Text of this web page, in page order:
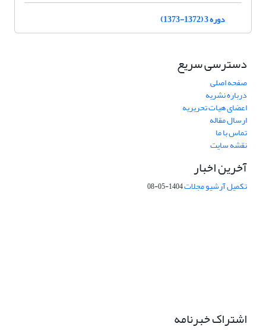
دوره 3 (1372-1373)
دسترسی سریع
صفحه اصلی
درباره نشریه
اعضای هیات تحریریه
ارسال مقاله
تماس با ما
نقشه سایت
آخرین اخبار
تکمیل آرشیو مجلات1404-05-08
اشتراک خبرنامه